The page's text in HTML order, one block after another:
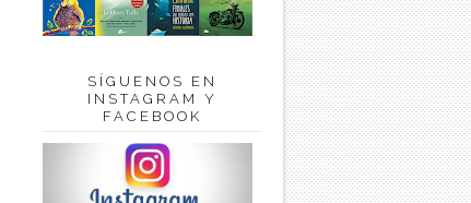
SÍGUENOS EN
INSTAGRAM Y
FACEBOOK